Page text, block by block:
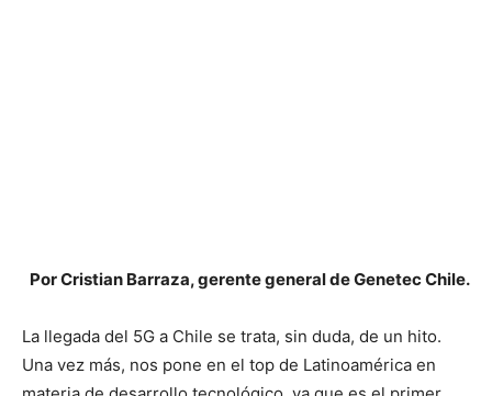
Por Cristian Barraza, gerente general de Genetec Chile.
La llegada del 5G a Chile se trata, sin duda, de un hito.
Una vez más, nos pone en el top de Latinoamérica en